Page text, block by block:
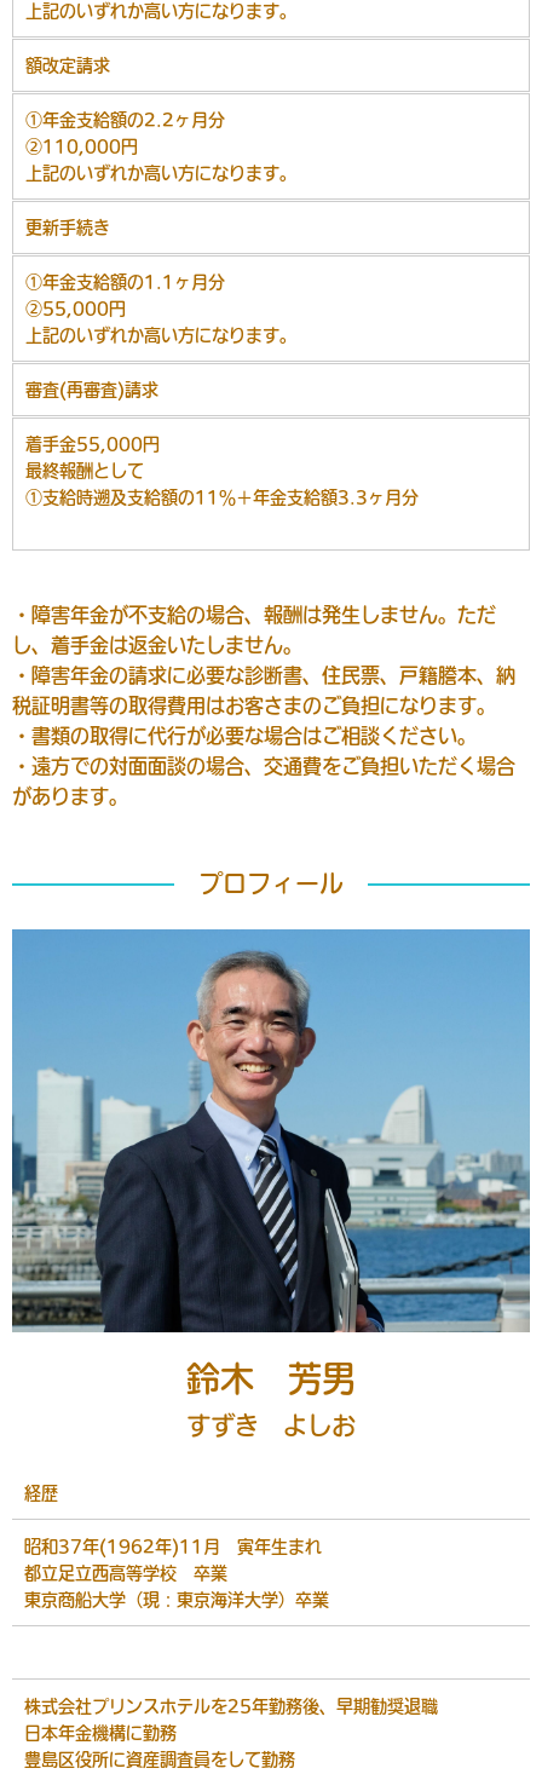
上記のいずれか高い方になります。
額改定請求
①年金支給額の2.2ヶ月分
②110,000円
上記のいずれか高い方になります。
更新手続き
①年金支給額の1.1ヶ月分
②55,000円
上記のいずれか高い方になります。
審査(再審査)請求
着手金55,000円
最終報酬として
①支給時遡及支給額の11％＋年金支給額3.3ヶ月分
・障害年金が不支給の場合、報酬は発生しません。ただ
し、着手金は返金いたしません。
・障害年金の請求に必要な診断書、住民票、戸籍謄本、納
税証明書等の取得費用はお客さまのご負担になります。
・書類の取得に代行が必要な場合はご相談ください。
・遠方での対面面談の場合、交通費をご負担いただく場合
があります。
プロフィール
鈴木 芳男
すずき よしお
経歴
昭和37年(1962年)11月 寅年生まれ
都立足立西高等学校 卒業
東京商船大学（現：東京海洋大学）卒業
株式会社プリンスホテルを25年勤務後、早期勧奨退職
日本年金機構に勤務
豊島区役所に資産調査員をして勤務